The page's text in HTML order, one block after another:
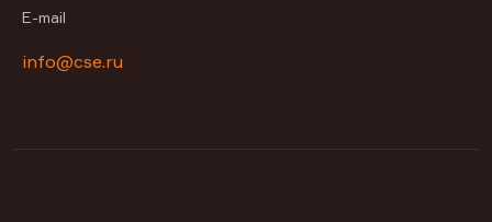
E-mail
info@cse.ru